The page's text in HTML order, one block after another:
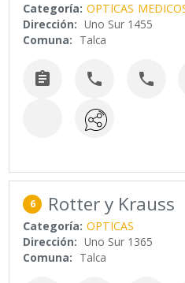
Categoría: OPTICAS
Dirección: Uno Sur 1455
Comuna: Talca
  
6 Rotter y Krauss
Categoría: OPTICAS
Dirección: Uno Sur 1365
Comuna: Talca